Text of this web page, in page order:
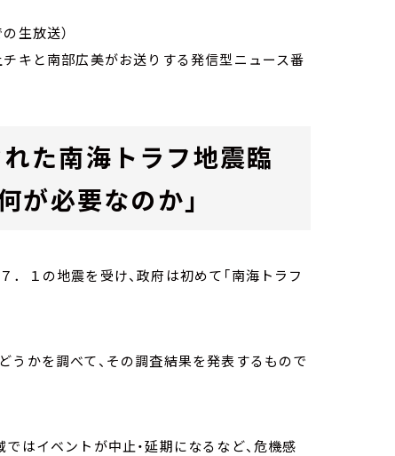
生放送）
チキと南部広美がお送りする発信型ニュース番
れた南海トラフ地震臨
が必要なのか」
１の地震を受け、政府は初めて「南海トラフ
うかを調べて、その調査結果を発表するもので
はイベントが中止・延期になるなど、危機感